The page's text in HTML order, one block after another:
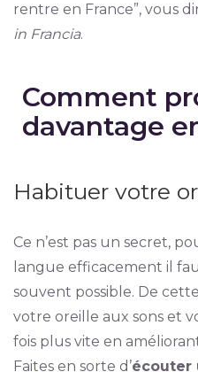
rentre en France”, vous
in Francia.
Comment
davantage
Habituer votre
Ce n’est pas un secret,
langue efficacement il
souvent possible. De
votre oreille aux sons et
fois plus vite en
Faites en sorte d’écouter